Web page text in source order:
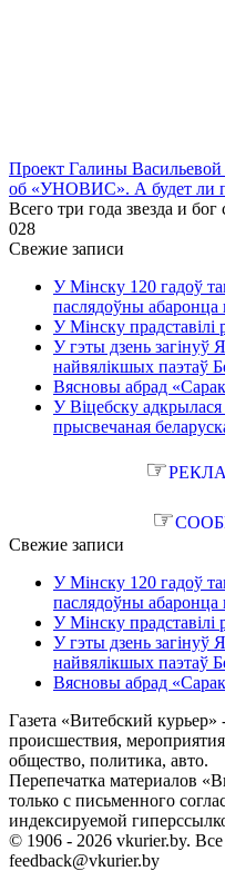
Проект Галины
об «УНОВИС». А будет ли
Всего три года звезда и
028
Свежие записи
У Мінску 120 гадоў
паслядоўны абаронца
У Мінску
У гэты дзень загінуў
найвялікшых паэтаў
Вясновы абрад
У Віцебску
прысвечаная
☞
☞
Свежие записи
У Мінску 120 гадоў
паслядоўны абаронца
У Мінску
У гэты дзень загінуў
найвялікшых паэтаў
Вясновы абрад
Газета «Витебский
происшествия,
общество, политика, авто.
Перепечатка материалов
только с письменного
индексируемой
© 1906 - 2026 vkurier.by.
feedback@vkurier.by